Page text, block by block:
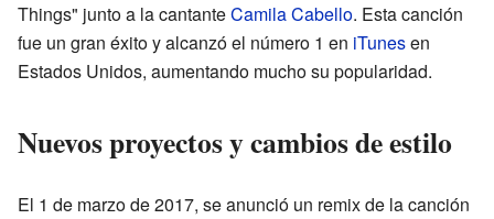
Things" junto a la cantanteCamila Cabello. Esta canción
fue un gran éxito y alcanzó el número 1 en iTunesen
Estados Unidos, aumentando mucho su popularidad.
Nuevos proyectos y cambios de estilo
El 1 de marzo de 2017, se anunció un remix de la canción